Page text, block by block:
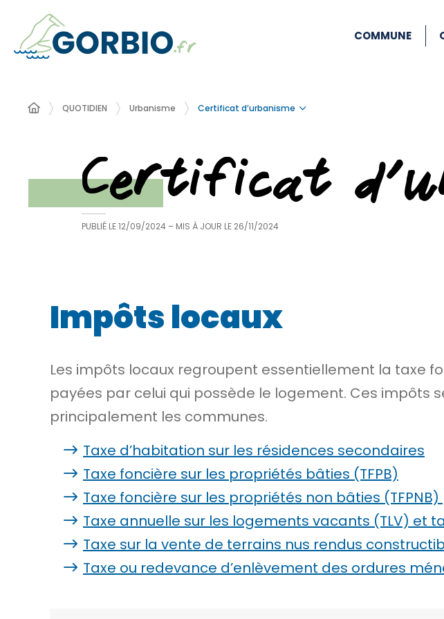
COMMUNE
QUOTIDIEN Urbanisme Certificat d’urbanisme
Certificat
PUBLIÉ LE12/09/2024 – MIS À JOUR LE 26/11/2024
Impôts locaux
Les impôts locaux regroupent essentiellement la taxe
payées par celui qui possède le logement. Ces impôts
principalement les communes.
Taxe d’habitation sur les résidences secondaires
Taxe foncière sur les propriétés bâties (TFPB)
Taxe foncière sur les propriétés non bâties
Taxe annuelle sur les logements vacants (TLV) et
Taxe sur la vente de terrains nus rendus
Taxe ou redevance d’enlèvement des ordures